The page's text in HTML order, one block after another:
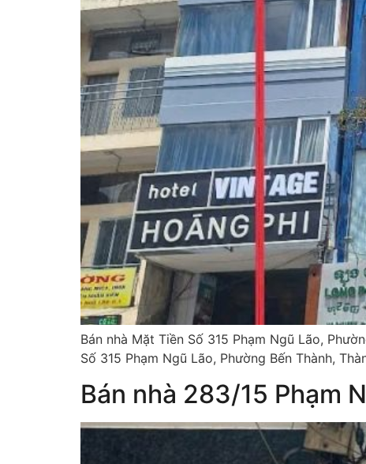
Bán nhà Mặt Tiền Số 315 Phạm Ngũ Lão,
Số 315 Phạm Ngũ Lão, Phường Bến Thành,
Bán nhà 283/15 Phạm